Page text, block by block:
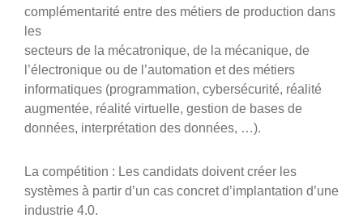
complémentarité entre des métiers de production dans
les
secteurs de la mécatronique, de la mécanique, de
l’électronique ou de l’automation et des métiers
informatiques (programmation, cybersécurité, réalité
augmentée, réalité virtuelle, gestion de bases de
données, interprétation des données, …).
La compétition : Les candidats doivent créer les
systèmes à partir d’un cas concret d’implantation d’une
industrie 4.0.